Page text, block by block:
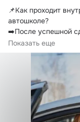
📌Как проходит
автошколе?
➡️После успешной
этап — практика на
Показать еще